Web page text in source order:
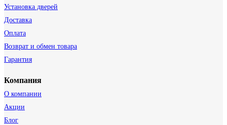
Установка дверей
Доставка
Оплата
Возврат и обмен товара
Гарантия
Компания
О компании
Акции
Блог